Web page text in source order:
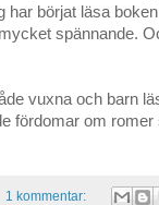
har börjat läsa
spännande.
vuxna och barn
fördomar om
1 kommentar: